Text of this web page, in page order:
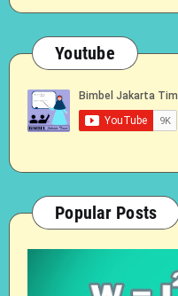
Youtube
Popular Posts